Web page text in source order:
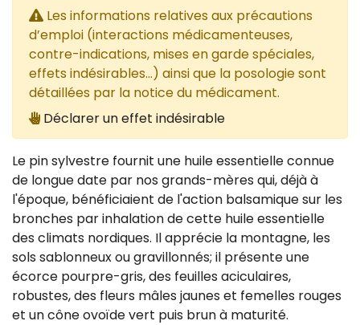
Les informations relatives aux précautions
d’emploi (interactions médicamenteuses,
contre-indications, mises en garde spéciales,
effets indésirables...) ainsi que la posologie sont
détaillées par la notice du médicament.
Déclarer un effet indésirable
Le pin sylvestre fournit une huile essentielle connue
de longue date par nos grands-mères qui, déjà à
l'époque, bénéficiaient de l'action balsamique sur les
bronches par inhalation de cette huile essentielle
des climats nordiques. Il apprécie la montagne, les
sols sablonneux ou gravillonnés; il présente une
écorce pourpre-gris, des feuilles aciculaires,
robustes, des fleurs mâles jaunes et femelles rouges
et un cône ovoïde vert puis brun à maturité.